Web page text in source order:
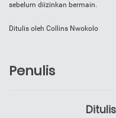
sebelum diizinkan bermain.
Ditulis oleh Collins Nwokolo
Penulis